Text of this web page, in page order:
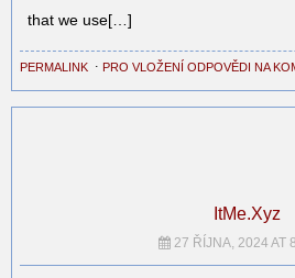
that we use[…]
PERMALINK ⋅ PRO VLOŽENÍ ODPOVĚDI NA
ItMe.Xyz
27 ŘÍJNA, 2024 AT